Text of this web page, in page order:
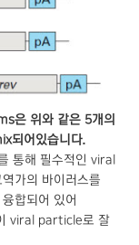
은 위와 같은 5개의
되어있습니다.
해 필수적인 viral
가의 바이러스를
합되어 있어
viral particle로 잘